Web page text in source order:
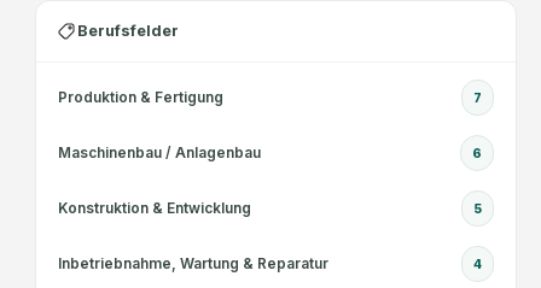
Berufsfelder
Produktion & Fertigung 7
Maschinenbau / Anlagenbau 6
Konstruktion & Entwicklung 5
Inbetriebnahme, Wartung & Reparatur 4